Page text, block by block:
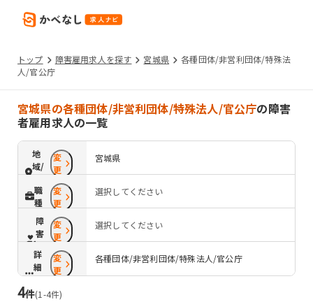
トップ 障害雇用求人を探す 宮城県
各種団体/非営利団体/特殊法
人/官公庁
宮城県の各種団体/非営利団体/特殊法人/官公庁の障害
者雇用求人の一覧
地
域/
路
線
変
更
宮城県
職
種
変
更
選択してください
障
害
配
慮
変
更
選択してください
詳
細
条
件
変
更
各種団体/非営利団体/特殊法人/官公庁
4件(1 -4件)